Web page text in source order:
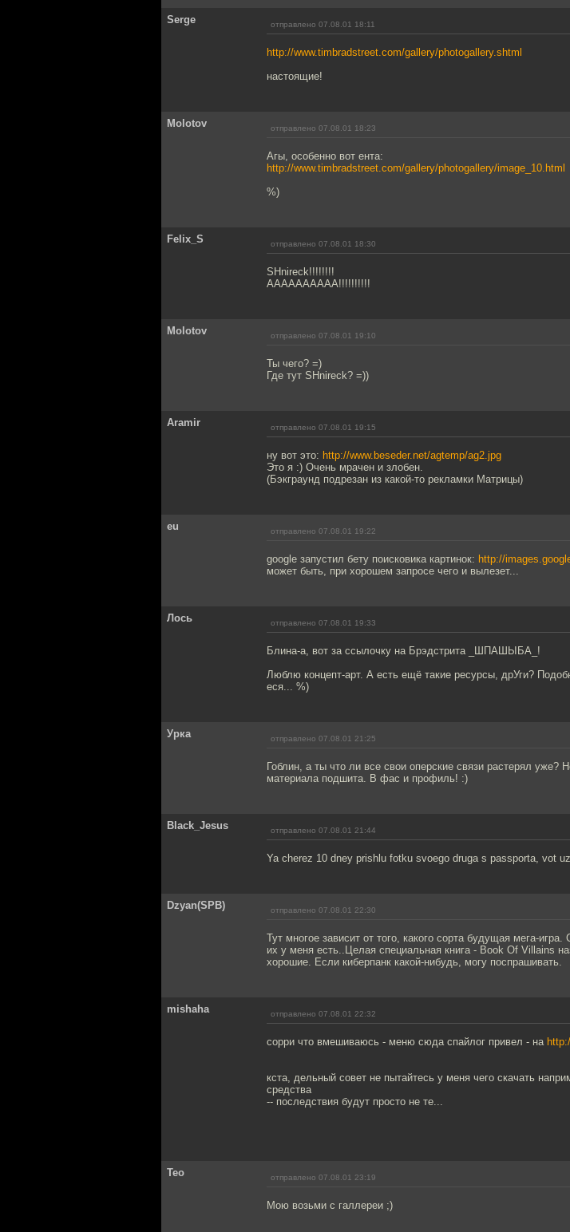
Serge отправлено 07.08.01 18:11
http://www.timbradstreet.com/gallery/photogallery.shtml
настоящие!
Molotov отправлено 07.08.01 18:23
Агы, особенно вот ента:
http://www.timbradstreet.com/gallery/photogallery/image_10.html
%)
Felix_S отправлено 07.08.01 18:30
SHnireck!!!!!!!!
AAAAAAAAAA!!!!!!!!!!
Molotov отправлено 07.08.01 19:10
Ты чего? =)
Где тут SHnireck? =))
Aramir отправлено 07.08.01 19:15
ну вот это: http://www.beseder.net/agtemp/ag2.jpg
Это я :) Очень мрачен и злобен.
(Бэкграунд подрезан из какой-то рекламки Матрицы)
eu отправлено 07.08.01 19:22
google запустил бету поисковика картинок: http://
может быть, при хорошем запросе чего и вылезет...
Лось отправлено 07.08.01 19:33
Блина-а, вот за ссылочку на Брэдстрита _ШПАШЫБА_!
Люблю концепт-арт. А есть ещё такие ресурсы, дрУги?
еся... %)
Урка отправлено 07.08.01 21:25
Гоблин, а ты что ли все свои оперские связи растерял уже?
материала подшита. В фас и профиль! :)
Black_Jesus отправлено 07.08.01 21:44
Ya cherez 10 dney prishlu fotku svoego druga s passporta, vot
Dzyan(SPB) отправлено 07.08.01 22:30
Тут многое зависит от того, какого сорта будущая мега-
их у меня есть..Целая специальная книга - Book Of Villains
хорошие. Если киберпанк какой-нибудь, могу поспрашивать.
mishaha отправлено 07.08.01 22:32
сорри что вмешиваюсь - меню сюда спайлог привел - на
кста, дельный совет не пытайтесь у меня чего скачать
средства
-- последствия будут просто не те...
Teo отправлено 07.08.01 23:19
Мою возьми с галлереи ;)